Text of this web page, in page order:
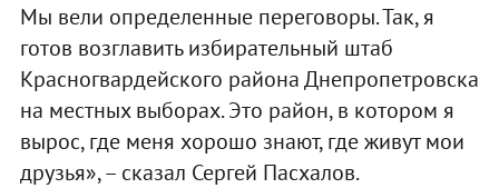
Мы вели определенные переговоры. Так, я
готов возглавить избирательный штаб
Красногвардейского района Днепропетровска
на местных выборах. Это район, в котором я
вырос, где меня хорошо знают, где живут мои
друзья», – сказал Сергей Пасхалов.